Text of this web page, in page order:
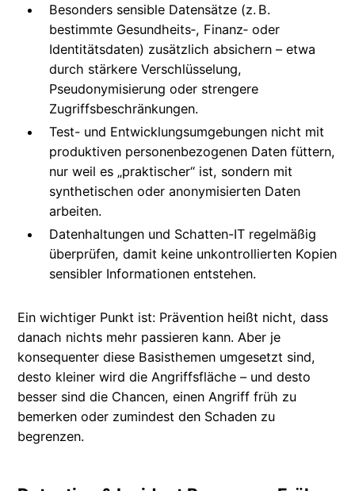
Besonders sensible Datensätze (z. B.
bestimmte Gesundheits‑, Finanz‑ oder
Identitätsdaten) zusätzlich absichern – etwa
durch stärkere Verschlüsselung,
Pseudonymisierung oder strengere
Zugriffsbeschränkungen.
Test- und Entwicklungsumgebungen nicht mit
produktiven personenbezogenen Daten füttern,
nur weil es „praktischer“ ist, sondern mit
synthetischen oder anonymisierten Daten
arbeiten.
Datenhaltungen und Schatten-IT regelmäßig
überprüfen, damit keine unkontrollierten Kopien
sensibler Informationen entstehen.
Ein wichtiger Punkt ist: Prävention heißt nicht, dass
danach nichts mehr passieren kann. Aber je
konsequenter diese Basisthemen umgesetzt sind,
desto kleiner wird die Angriffsfläche – und desto
besser sind die Chancen, einen Angriff früh zu
bemerken oder zumindest den Schaden zu
begrenzen.